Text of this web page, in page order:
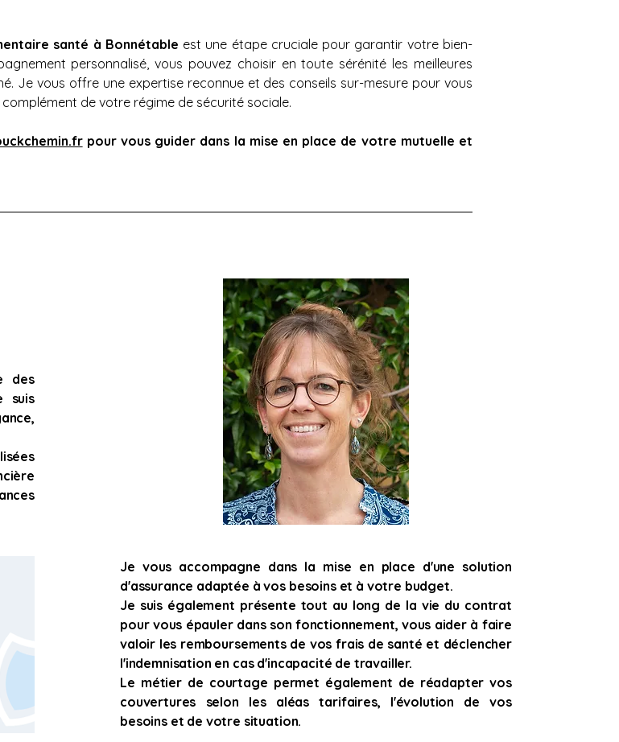
santé à Bonnétable est une étape cruciale pour garantir votre bien-
personnalisé, vous pouvez choisir en toute sérénité les meilleures
Je vous offre une expertise reconnue et des conseils sur-mesure pour vous
de votre régime de sécurité sociale.
pour vous guider dans la mise en place de votre mutuelle et
des
suis
Je vous accompagne dans la mise en place d'une solution
d'assurance adaptée à vos besoins et à votre budget.
Je suis également présente tout au long de la vie du contrat
pour vous épauler dans son fonctionnement, vous aider à faire
valoir les remboursements de vos frais de santé et déclencher
l'indemnisation en cas d'incapacité de travailler.
Le métier de courtage permet également de réadapter vos
couvertures selon les aléas tarifaires, l'évolution de vos
besoins et de votre situation.